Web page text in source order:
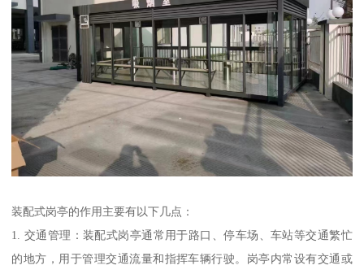
装配式岗亭的作用主要有以下几点：
1. 交通管理：装配式岗亭通常用于路口、停车场、车站等交通繁忙
的地方，用于管理交通流量和指挥车辆行驶。岗亭内常设有交通或